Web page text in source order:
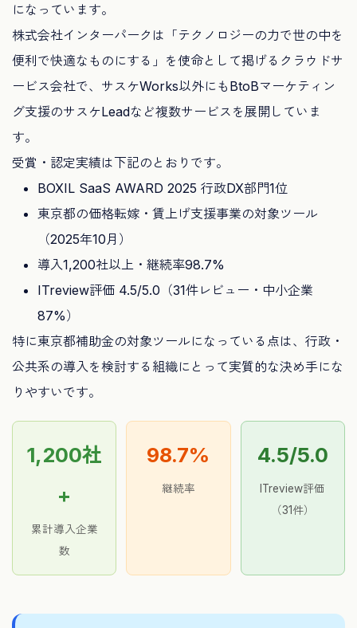
になっています。
株式会社インターパークは「テクノロジーの力で世の中を
便利で快適なものにする」を使命として掲げるクラウドサ
ービス会社で、サスケWorks以外にもBtoBマーケティン
グ支援のサスケLeadなど複数サービスを展開していま
す。
受賞・認定実績は下記のとおりです。
BOXIL SaaS AWARD 2025 行政DX部門1位
東京都の価格転嫁・賃上げ支援事業の対象ツール
（2025年10月）
導入1,200社以上・継続率98.7%
ITreview評価 4.5/5.0（31件レビュー・中小企業
87%）
特に東京都補助金の対象ツールになっている点は、行政・
公共系の導入を検討する組織にとって実質的な決め手にな
りやすいです。
1,200社
+
累計導入企業
数
98.7%
継続率
4.5/5.0
ITreview評価
（31件）